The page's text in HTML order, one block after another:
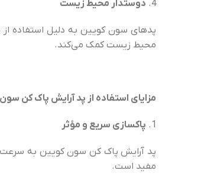
دوستدار محیط زیست
پدهای سون کویین به دلیل استفاده
محیط زیست کمک می‌کند.
مزایای استفاده از پد آرایش پاک کن
پاکسازی سریع و مؤثر
پد آرایش پاک کن سون کویین به سرعت و
مفید است.